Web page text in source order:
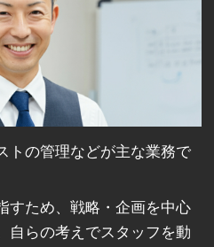
トの管理などが主な業務で
すため、戦略・企画を中心
自らの考えでスタッフを動